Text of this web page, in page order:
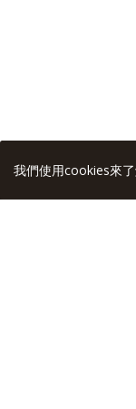
我們使用cookies來